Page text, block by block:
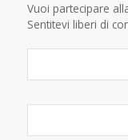
Vuoi partecipare
Sentitevi liberi di